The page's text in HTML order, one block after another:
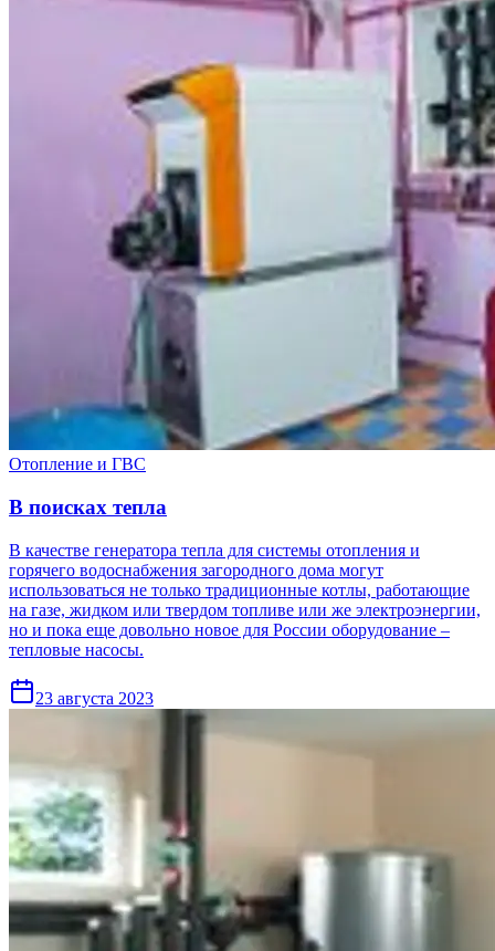
Отопление и ГВС
В поисках тепла
В качестве генератора тепла для системы отопления и
горячего водоснабжения загородного дома могут
использоваться не только традиционные котлы, работающие
на газе, жидком или твердом топливе или же электроэнергии,
но и пока еще довольно новое для России оборудование –
тепловые насосы.
23 августа 2023